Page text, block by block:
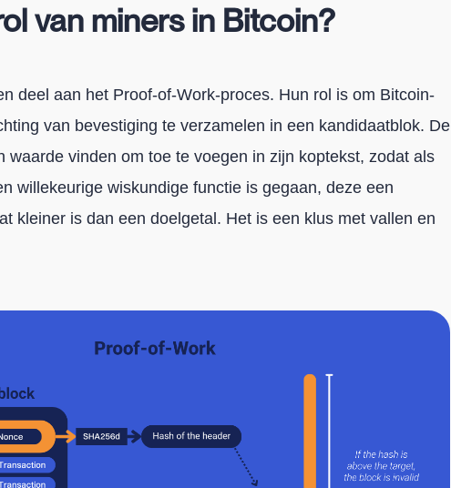
van miners in Bitcoin?
deel aan het Proof-of-Work-proces. Hun rol is om Bitcoin-
van bevestiging te verzamelen in een kandidaatblok. De
waarde vinden om toe te voegen in zijn koptekst, zodat als
willekeurige wiskundige functie is gegaan, deze een
kleiner is dan een doelgetal. Het is een klus met vallen en